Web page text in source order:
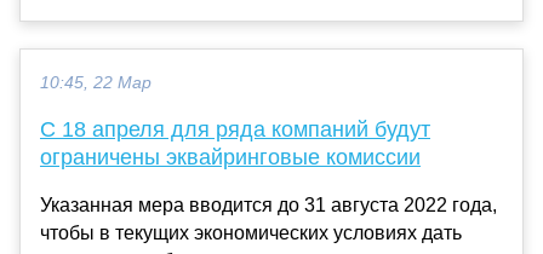
10:45, 22 Мар
С 18 апреля для ряда компаний будут
ограничены эквайринговые комиссии
Указанная мера вводится до 31 августа 2022 года,
чтобы в текущих экономических условиях дать